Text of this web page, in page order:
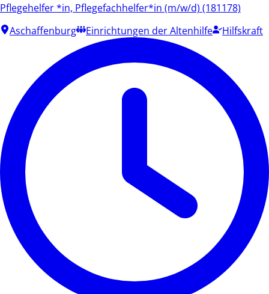
Pflegehelfer *in, Pflegefachhelfer*in (m/w/d) (181178)
Aschaffenburg
Einrichtungen der Altenhilfe Hilfskraft